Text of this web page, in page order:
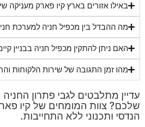
באילו אזורים בארץ קיו פארק מעניקה
מה ההבדל בין מכפיל חניה למערכת
האם ניתן להתקין מכפיל חניה בבניין קיים
מהו זמן התגובה של שירות הלקוחות
עדיין מתלבטים לגבי פתרון
שלכם? צוות המומחים של קיו פארק
הנדסי ותכנוני ללא התחייבות.